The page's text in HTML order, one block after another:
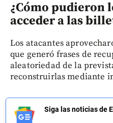
¿Cómo pudieron
acceder a las
Los atacantes
que generó frases de
aleatoriedad de la
reconstruirlas mediante
Siga las noticias de